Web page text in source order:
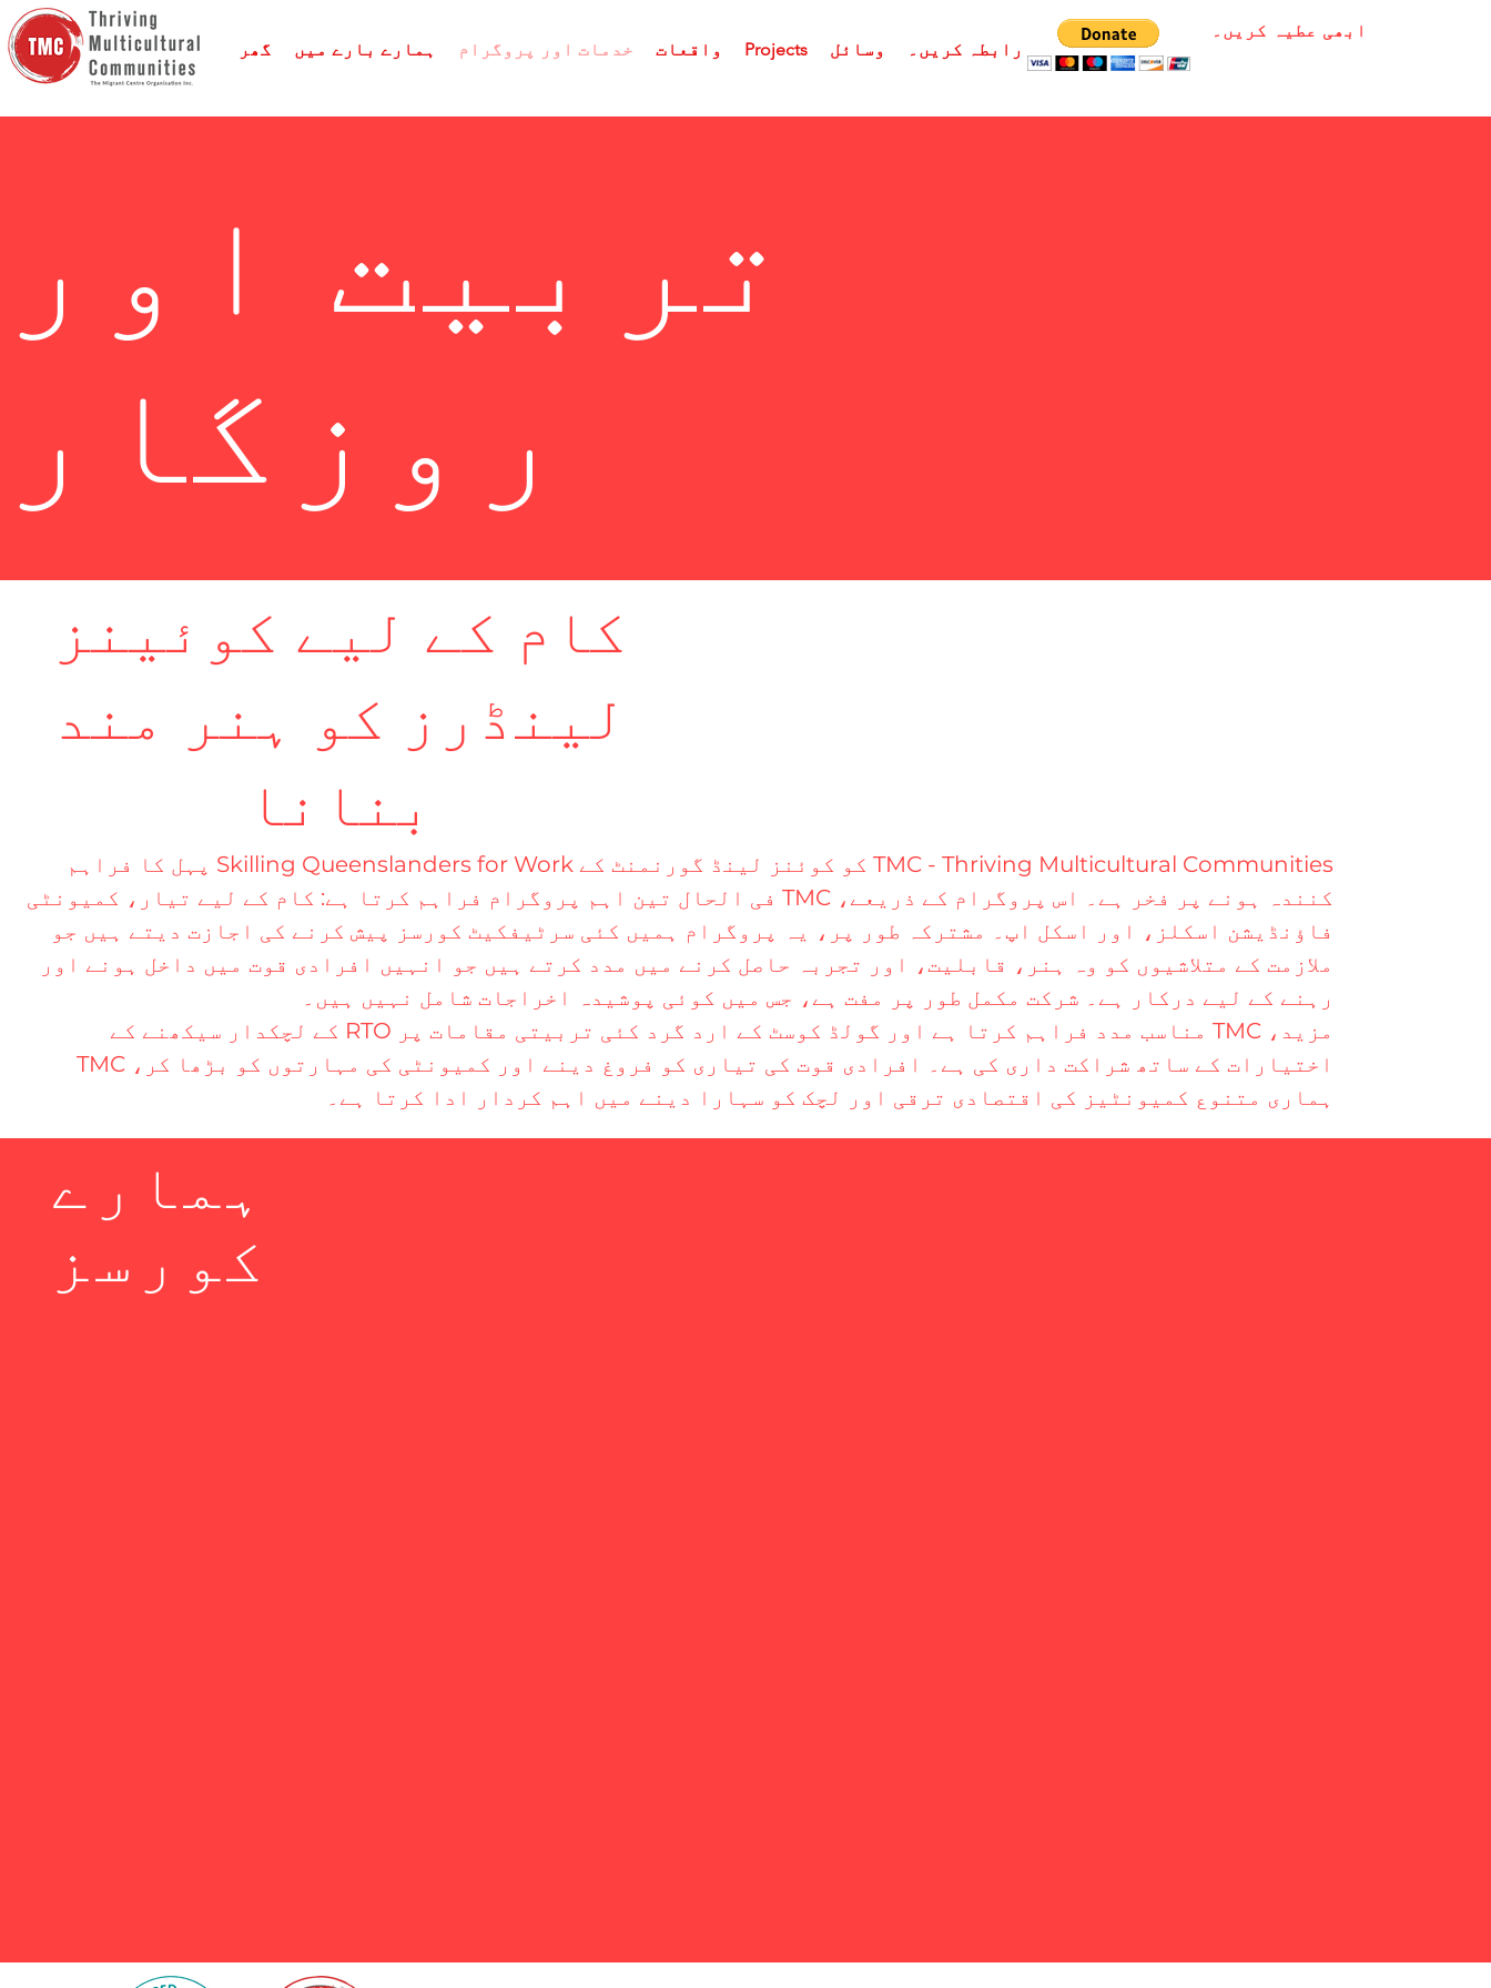
گھر ہمارے بارے میں خدمات اور پروگرام واقعات Projects وسائل رابطہ کریں۔
ابھی عطیہ کریں۔
تربیت اور
روزگار
کام کے لیے کوئینز
لینڈرز کو ہنر مند
بنانا
TMC - Thriving Multicultural Communities کو کوئنز لینڈ گورنمنٹ کے Skilling Queenslanders for Work پہل کا فراہم
کنندہ ہونے پر فخر ہے۔ اس پروگرام کے ذریعے، TMC فی الحال تین اہم پروگرام فراہم کرتا ہے: کام کے لیے تیار، کمیونٹی
فاؤنڈیشن اسکلز، اور اسکل اپ۔ مشترکہ طور پر، یہ پروگرام ہمیں کئی سرٹیفکیٹ کورسز پیش کرنے کی اجازت دیتے ہیں جو
ملازمت کے متلاشیوں کو وہ ہنر، قابلیت، اور تجربہ حاصل کرنے میں مدد کرتے ہیں جو انہیں افرادی قوت میں داخل ہونے اور
رہنے کے لیے درکار ہے۔ شرکت مکمل طور پر مفت ہے، جس میں کوئی پوشیدہ اخراجات شامل نہیں ہیں۔
مزید، TMC مناسب مدد فراہم کرتا ہے اور گولڈ کوسٹ کے ارد گرد کئی تربیتی مقامات پر RTO کے لچکدار سیکھنے کے
اختیارات کے ساتھ شراکت داری کی ہے۔ افرادی قوت کی تیاری کو فروغ دینے اور کمیونٹی کی مہارتوں کو بڑھا کر، TMC
ہماری متنوع کمیونٹیز کی اقتصادی ترقی اور لچک کو سہارا دینے میں اہم کردار ادا کرتا ہے۔
ہمارے
کورسز